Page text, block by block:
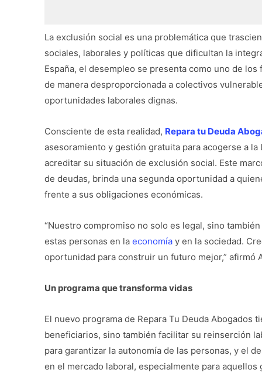
La exclusión social es una problemática que
sociales, laborales y políticas que dificultan la
España, el desempleo se presenta como uno de
de manera desproporcionada a colectivos
oportunidades laborales dignas.
Consciente de esta realidad, Repara tu Deuda
asesoramiento y gestión gratuita para acogerse a
acreditar su situación de exclusión social. Este
de deudas, brinda una segunda oportunidad a
frente a sus obligaciones económicas.
“Nuestro compromiso no solo es legal, sino
estas personas en la economía y en la sociedad.
oportunidad para construir un futuro mejor,” afirmó
Un programa que transforma vidas
El nuevo programa de Repara Tu Deuda
beneficiarios, sino también facilitar su reinserción
para garantizar la autonomía de las personas, y el
en el mercado laboral, especialmente para